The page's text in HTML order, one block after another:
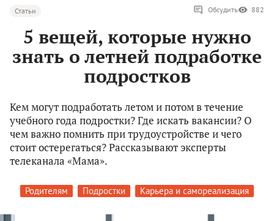
Статьи Обсудить 882
5 вещей, которые нужно
знать о летней подработке
подростков
Кем могут подработать летом и потом в течение
учебного года подростки? Где искать вакансии? О
чем важно помнить при трудоустройстве и чего
стоит остерегаться? Рассказывают эксперты
телеканала «Мама».
Родителям Подростки Карьера и самореализация